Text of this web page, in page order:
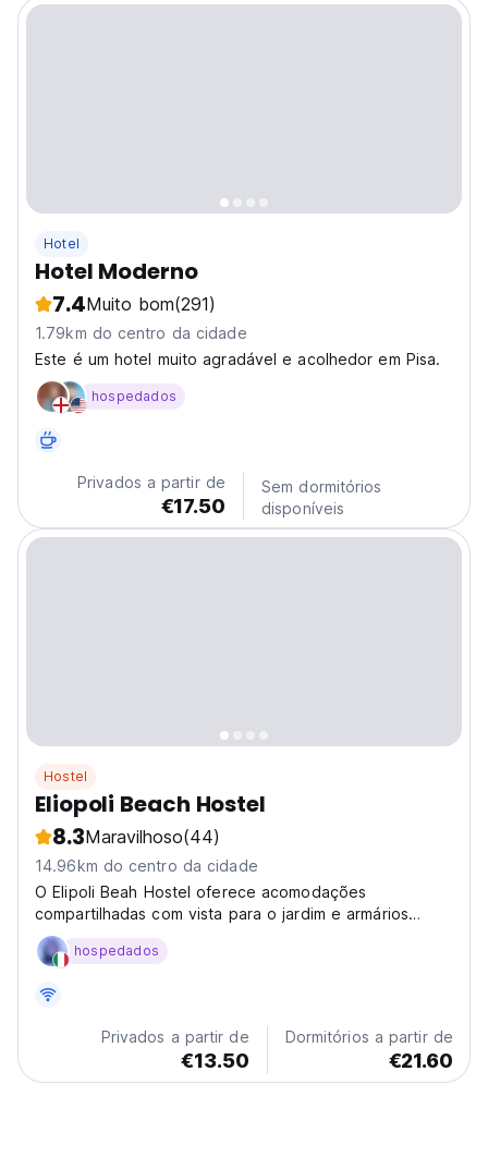
Hotel
Hotel Moderno
7.4Muito bom(291)
1.79km do centro da cidade
Este é um hotel muito agradável e acolhedor em Pisa.
hospedados
Privados a partir de
€17.50
Sem dormitórios
disponíveis
Hostel
Eliopoli Beach Hostel
8.3Maravilhoso(44)
14.96km do centro da cidade
O Elipoli Beah Hostel oferece acomodações
compartilhadas com vista para o jardim e armários
individuais para pertences pessoais.
hospedados
Privados a partir de
€13.50
Dormitórios a partir de
€21.60